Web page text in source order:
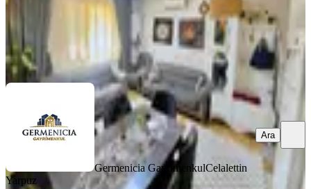
Germenicia Gayrimenkul Celalettin Yarpuz
Ara
Germenicia GayrimenkulCelalettin
Yarpuz
Ara